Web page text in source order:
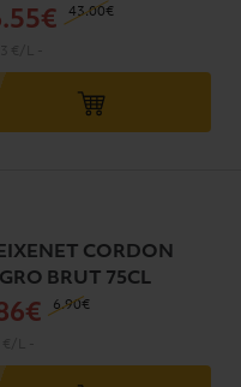
.55€ 43.00€
CORDON
BRUT 75CL
6.90€